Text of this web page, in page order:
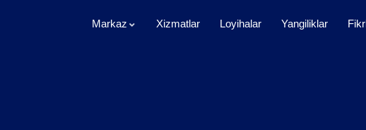
Markaz Xizmatlar Loyihalar Yangiliklar